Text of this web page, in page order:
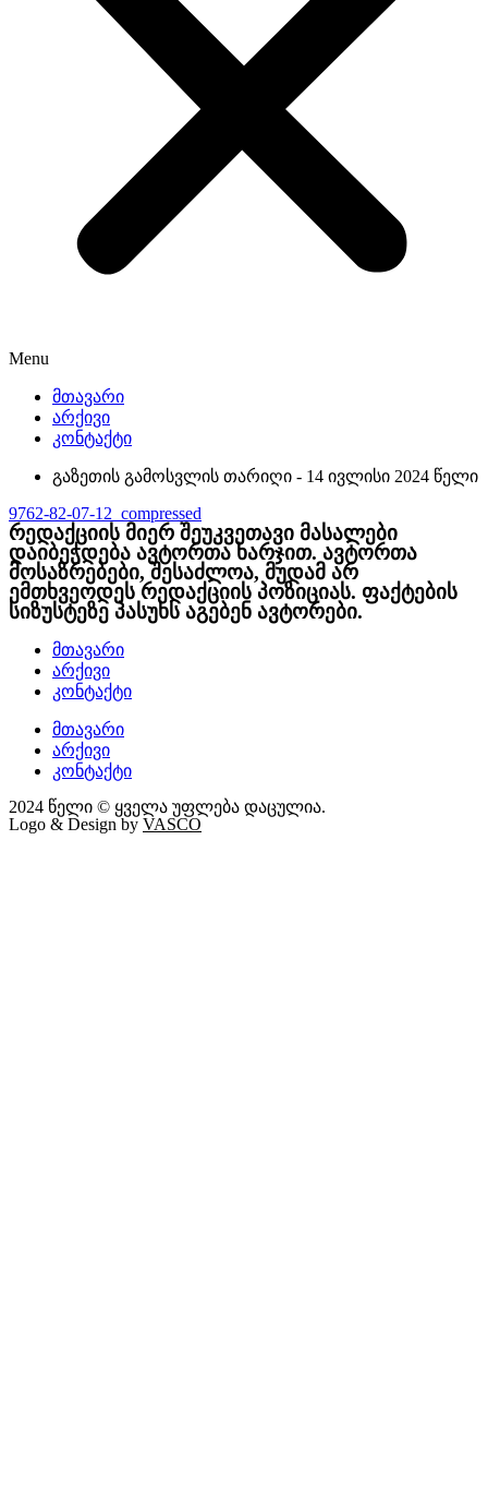
Menu
მთავარი
არქივი
კონტაქტი
გაზეთის გამოსვლის თარიღი - 14 ივლისი 2024 წელი
9762-82-07-12_compressed
რედაქციის მიერ შეუკვეთავი მასალები
დაიბეჭდება ავტორთა ხარჯით. ავტორთა
მოსაზრებები, შესაძლოა, მუდამ არ
ემთხვეოდეს რედაქციის პოზიციას. ფაქტების
სიზუსტეზე პასუხს აგებენ ავტორები.
მთავარი
არქივი
კონტაქტი
მთავარი
არქივი
კონტაქტი
2024 წელი © ყველა უფლება დაცულია.
Logo & Design by VASCO